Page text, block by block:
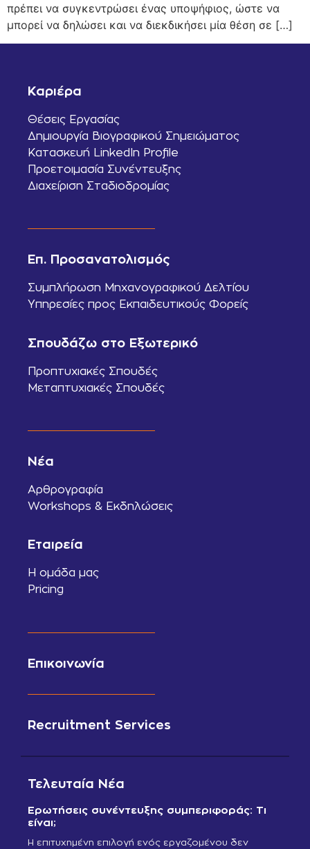
πρέπει να συγκεντρώσει ένας υποψήφιος, ώστε να
μπορεί να δηλώσει και να διεκδικήσει μία θέση σε […]
Καριέρα
Θέσεις Εργασίας
Δημιουργία Βιογραφικού Σημειώματος
Κατασκευή LinkedIn Profile
Προετοιμασία Συνέντευξης
Διαχείριση Σταδιοδρομίας
Επ. Προσανατολισμός
Συμπλήρωση Μηχανογραφικού Δελτίου
Υπηρεσίες προς Εκπαιδευτικούς Φορείς
Σπουδάζω στο Εξωτερικό
Προπτυχιακές Σπουδές
Μεταπτυχιακές Σπουδές
Νέα
Αρθρογραφία
Workshops & Εκδηλώσεις
Εταιρεία
Η ομάδα μας
Pricing
Επικοινωνία
Recruitment Services
Τελευταία Νέα
Ερωτήσεις συνέντευξης συμπεριφοράς: Τι
είναι;
Η επιτυχημένη επιλογή ενός εργαζομένου δεν